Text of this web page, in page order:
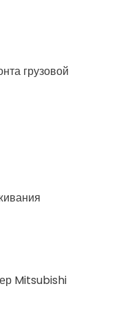
грузовой
Mitsubishi